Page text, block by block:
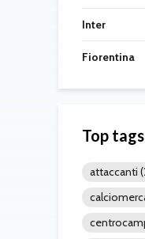
Inter
Fiorentina
Top tags
attaccanti